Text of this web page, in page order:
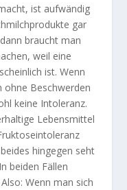
ist aufwändig
gar
braucht man
weil eine
ist. Wenn
ohne Beschwerden
keine Intoleranz.
Lebensmittel
hingegen seht
beiden Fällen
Wenn man sich